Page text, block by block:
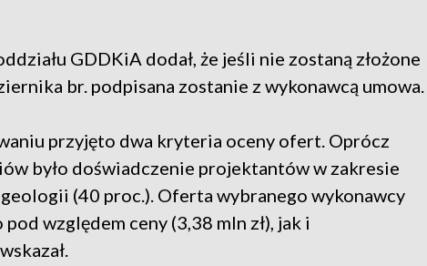
GDDKiA dodał, że jeśli nie zostaną złożone
br. podpisana zostanie z wykonawcą umowa.
przyjęto dwa kryteria oceny ofert. Oprócz
było doświadczenie projektantów w zakresie
(40 proc.). Oferta wybranego wykonawcy
względem ceny (3,38 mln zł), jak i